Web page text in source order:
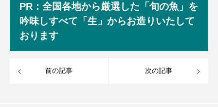
PR：全国各地から厳選した「旬の魚」を
吟味しすべて「生」からお造りいたして
おります
前の記事 次の記事